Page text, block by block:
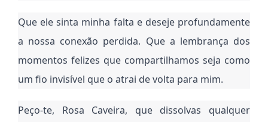
Que ele sinta minha falta e deseje profundamente
a nossa conexão perdida. Que a lembrança dos
momentos felizes que compartilhamos seja como
um fio invisível que o atrai de volta para mim.
Peço-te, Rosa Caveira, que dissolvas qualquer